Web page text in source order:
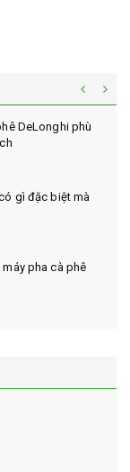
DeLonghi phù
gì đặc biệt mà
pha cà phê